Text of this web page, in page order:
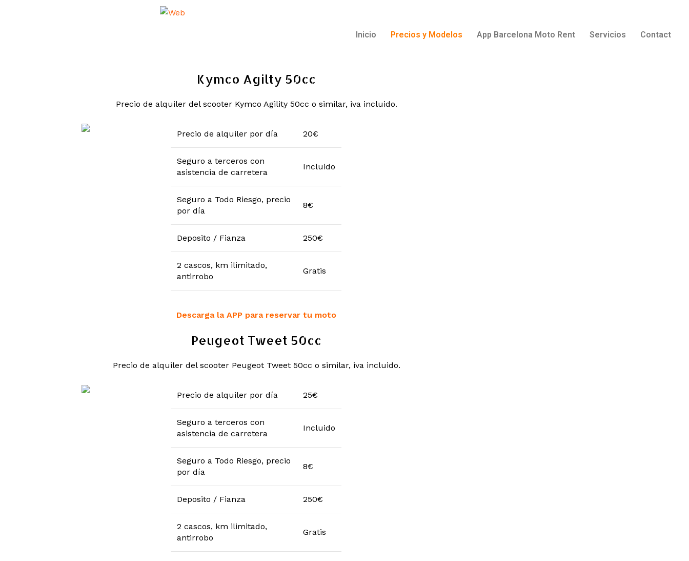
Inicio Precios y Modelos App Barcelona Moto Rent Servicios Contact
Kymco Agilty 50cc
Precio de alquiler del scooter Kymco Agility 50cc o similar, iva incluido.
Precio de alquiler por día 20€
Seguro a terceros con
asistencia de carretera
Incluido
Seguro a Todo Riesgo, precio
por día
8€
Deposito / Fianza 250€
2 cascos, km ilimitado,
antirrobo
Gratis
Descarga la APP para reservar tu moto
Peugeot Tweet 50cc
Precio de alquiler del scooter Peugeot Tweet 50cc o similar, iva incluido.
Precio de alquiler por día 25€
Seguro a terceros con
asistencia de carretera
Incluido
Seguro a Todo Riesgo, precio
por día
8€
Deposito / Fianza 250€
2 cascos, km ilimitado,
antirrobo
Gratis